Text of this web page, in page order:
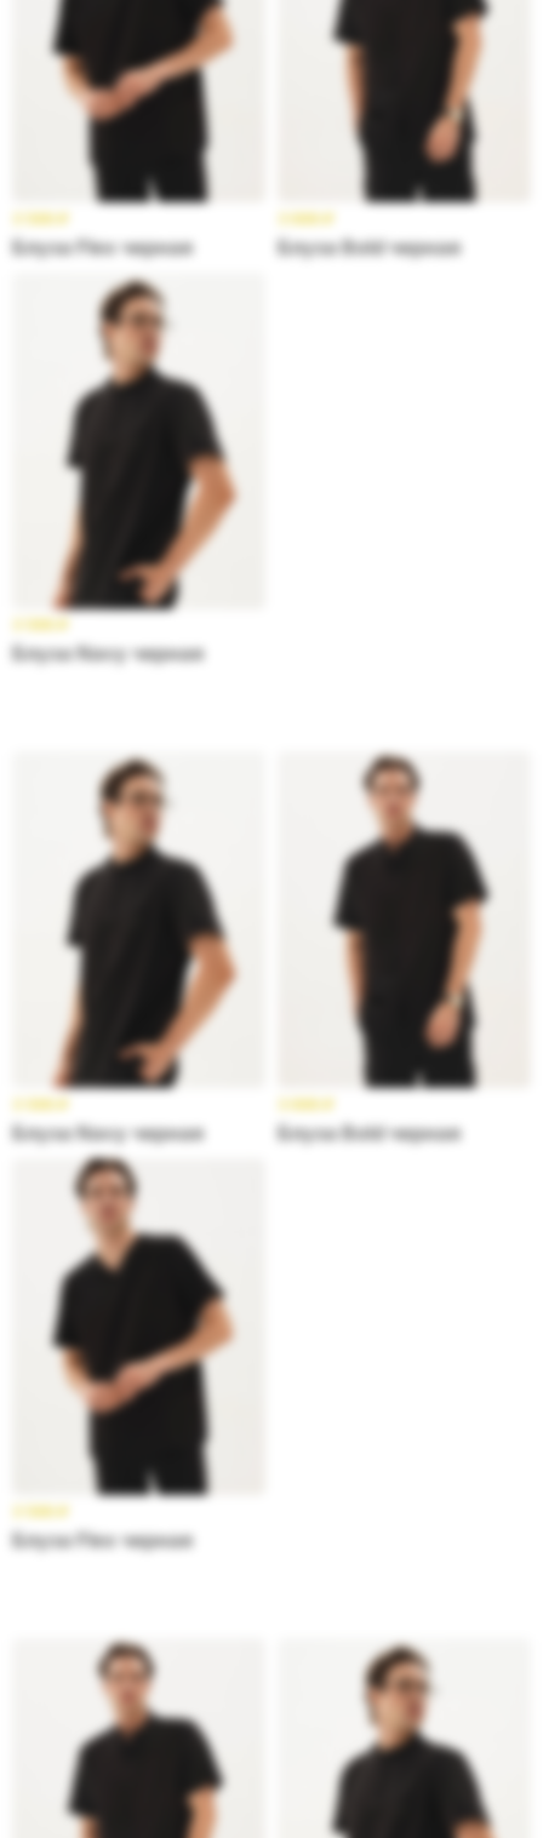
3 599 ₽
Блуза Flex черная
3 699 ₽
Блуза Bold черная
3 599
Блуза Navy черная
3 599
Блуза Navy черная
3 699
Блуза Bold черная
3 599 ₽
Блуза Flex черная